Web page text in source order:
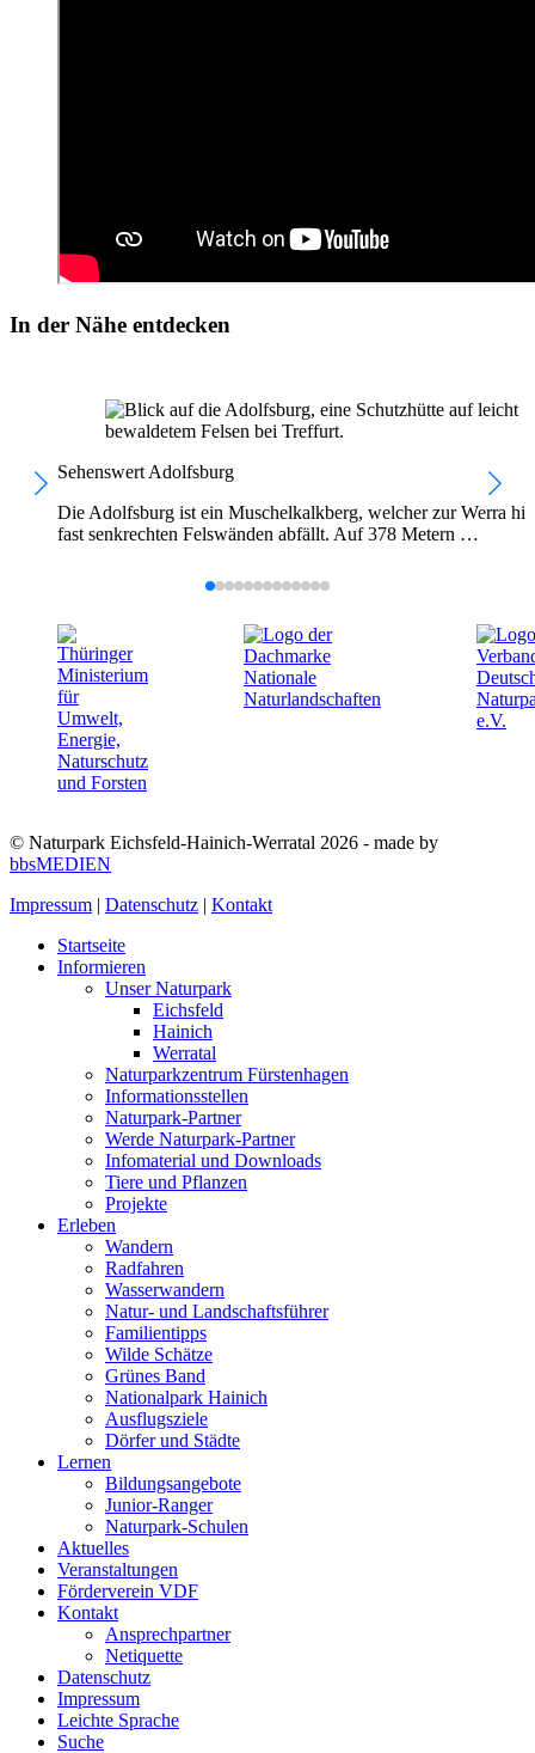
In der Nähe entdecken
Sehenswert Adolfsburg
Die Adolfsburg ist ein Muschelkalkberg, welcher zur Werra
fast senkrechten Felswänden abfällt. Auf 378 Metern …
© Naturpark Eichsfeld-Hainich-Werratal 2026 - made by
bbsMEDIEN
Impressum | Datenschutz | Kontakt
Startseite
Informieren
Unser Naturpark
Eichsfeld
Hainich
Werratal
Naturparkzentrum Fürstenhagen
Informationsstellen
Naturpark-Partner
Werde Naturpark-Partner
Infomaterial und Downloads
Tiere und Pflanzen
Projekte
Erleben
Wandern
Radfahren
Wasserwandern
Natur- und Landschaftsführer
Familientipps
Wilde Schätze
Grünes Band
Nationalpark Hainich
Ausflugsziele
Dörfer und Städte
Lernen
Bildungsangebote
Junior-Ranger
Naturpark-Schulen
Aktuelles
Veranstaltungen
Förderverein VDF
Kontakt
Ansprechpartner
Netiquette
Datenschutz
Impressum
Leichte Sprache
Suche